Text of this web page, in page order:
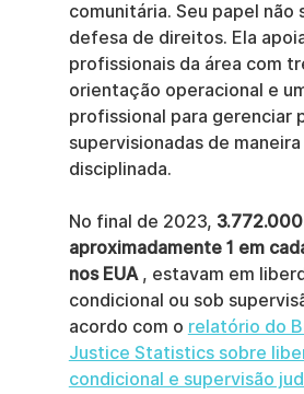
comunitária. Seu papel não
defesa de direitos. Ela
profissionais da área com
orientação operacional e
profissional para gerenciar
supervisionadas de
disciplinada.
No final de 2023,
aproximadamente 1 em
nos EUA , estavam em
condicional ou sob
acordo com o relatório do
Justice Statistics sobre
condicional e supervisão